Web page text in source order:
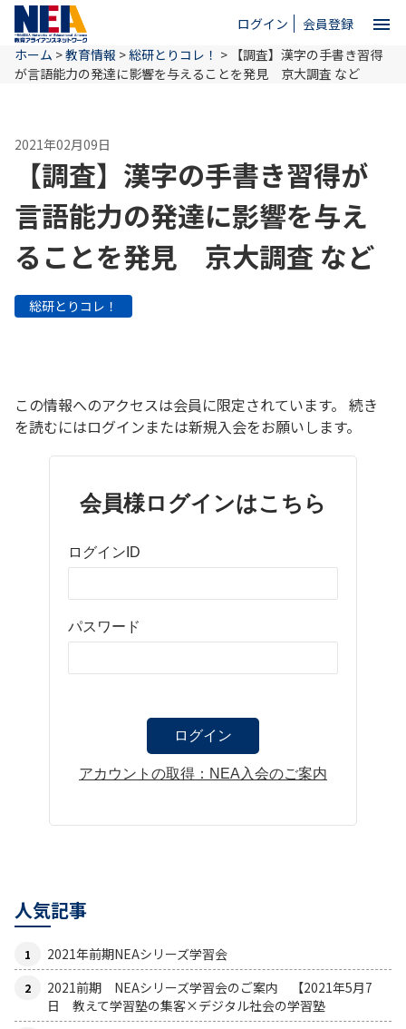
ログイン 会員登録 menu
ホーム
NEAとは
教育情報
お問い合わせ
ホーム >教育情報 >総研とりコレ！ > 【調査】漢字の手書き習得
が言語能力の発達に影響を与えることを発見 京大調査 など
2021年02月09日
【調査】漢字の手書き習得が
言語能力の発達に影響を与え
ることを発見 京大調査 など
総研とりコレ！
この情報へのアクセスは会員に限定されています。 続き
を読むにはログインまたは新規入会をお願いします。
会員様ログインはこちら
ログインID
パスワード
アカウントの取得：NEA入会のご案内
人気記事
2021年前期NEAシリーズ学習会
2021前期 NEAシリーズ学習会のご案内 【2021年5月7
日 教えて学習塾の集客×デジタル社会の学習塾